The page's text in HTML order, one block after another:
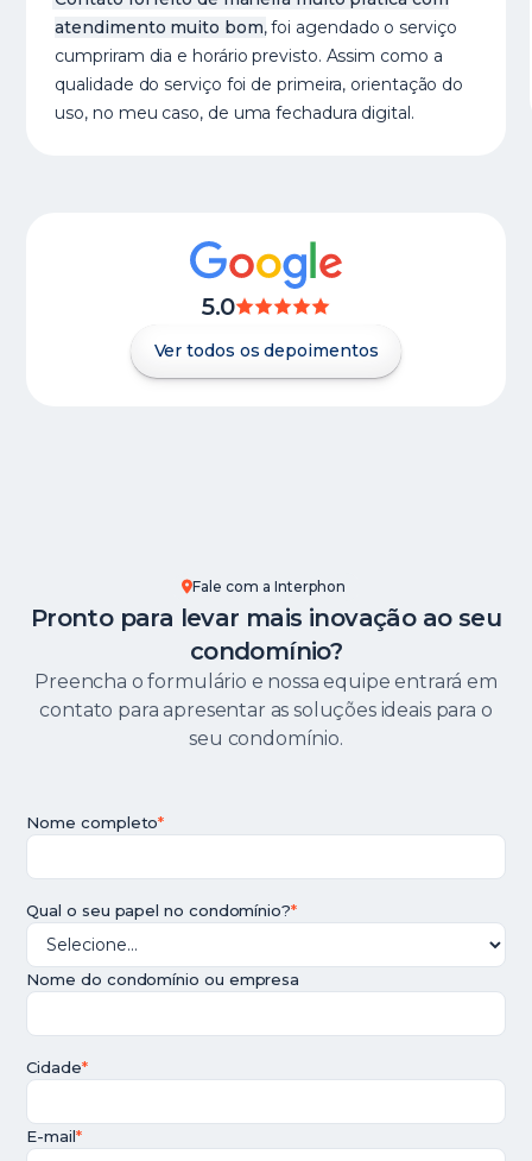
atendimento muito bom, foi agendado o serviço
cumpriram dia e horário previsto. Assim como a
qualidade do serviço foi de primeira, orientação do
uso, no meu caso, de uma fechadura digital.
5.0
Ver todos os depoimentos
Fale com a Interphon
Pronto para levar mais inovação ao seu
condomínio?
Preencha o formulário e nossa equipe entrará em
contato para apresentar as soluções ideais para o
seu condomínio.
Nome completo*
Qual o seu papel no condomínio?*
Nome do condomínio ou empresa
Cidade*
E-mail*